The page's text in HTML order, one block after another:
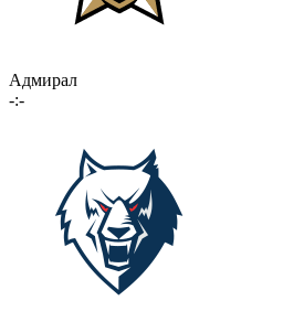
Адмирал
-:-